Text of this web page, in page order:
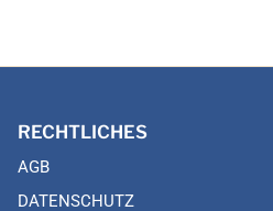
RECHTLICHES
AGB
DATENSCHUTZ